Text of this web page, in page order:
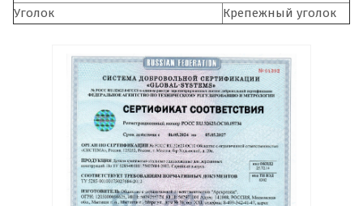
Уголок
Крепежный уголок